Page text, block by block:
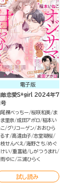
電子版
敵恋愛S*girl 2024年7
号
尾裸べっちー 桜咲和美 ま
里奈 成田アポロ 稲本い
グリコーゲン おおひら
す
高遠由子 志堂瑚桜
せんべえ
海野さち めぐ
い
重富結 しがつうまれ
雨ゆに 三浦ひらく
試し読み